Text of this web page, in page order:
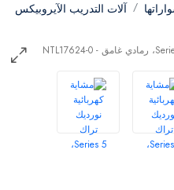
آلات التدريب الآيروبيكس